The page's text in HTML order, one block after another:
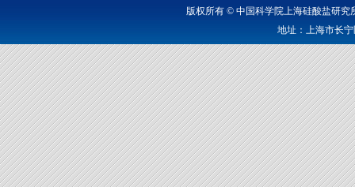
版权所有 © 中国科学院上海硅酸盐研
地址：上海市长